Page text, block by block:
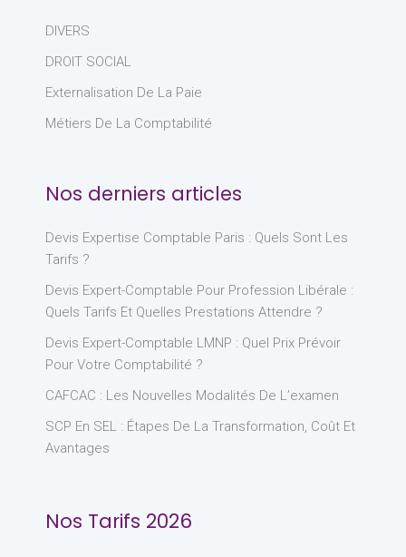
DIVERS
DROIT SOCIAL
Externalisation De La Paie
Métiers De La Comptabilité
Nos derniers articles
Devis Expertise Comptable Paris : Quels Sont Les
Tarifs ?
Devis Expert-Comptable Pour Profession Libérale :
Quels Tarifs Et Quelles Prestations Attendre ?
Devis Expert-Comptable LMNP : Quel Prix Prévoir
Pour Votre Comptabilité ?
CAFCAC : Les Nouvelles Modalités De L’examen
SCP En SEL : Étapes De La Transformation, Coût Et
Avantages
Nos Tarifs 2026